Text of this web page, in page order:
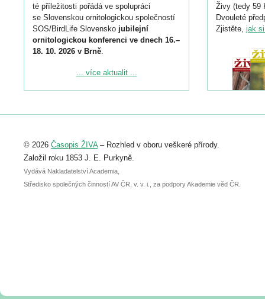
té příležitosti pořádá ve spolupráci
se Slovenskou ornitologickou společností
SOS/BirdLife Slovensko jubilejní
ornitologickou konferenci ve dnech 16.–
18. 10. 2026 v Brně.
Podrobnější informace ke konferenci
Registrovat se můžete do 6. září.
abstraktu přihlášené přednášky nebo
posteru je už 30. června.
... více aktualit ...
Živy (tedy 59
Dvouleté
Zjistěte, jak
© 2026 Časopis ŽIVA– Rozhled v oboru veškeré přírody.
Založil roku 1853 J. E. Purkyně.
Vydává Nakladatelství Academia,
Středisko společných činností AV ČR, v. v. i., za podpory Akademie věd ČR.